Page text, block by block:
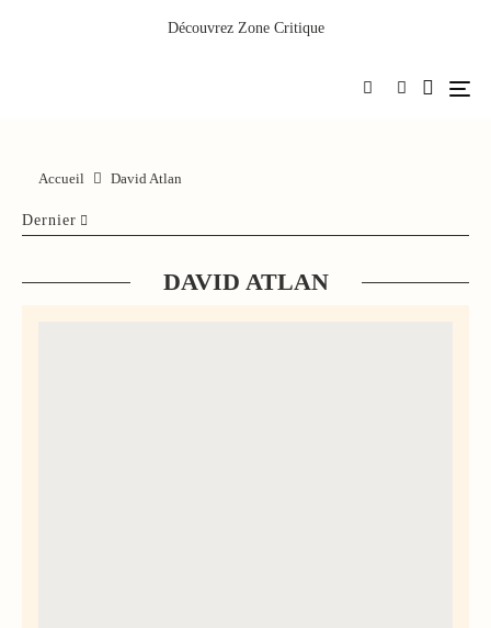
Découvrez Zone Critique
Accueil David Atlan
Dernier
DAVID ATLAN